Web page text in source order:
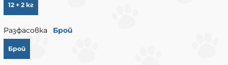
12 + 2 кг
Разфасовка Брой
Брой